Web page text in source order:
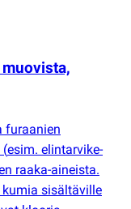
muovista,
furaanien
(esim. elintarvike-
raaka-aineista.
sisältäville